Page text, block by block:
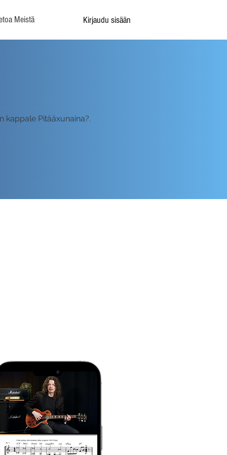
Meistä Kirjaudu sisään
kappale Pitääxunaina?.